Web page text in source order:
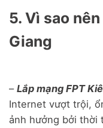
5. Vì sao
Giang
– Lắp mạng FPT
Internet vượt trội,
ảnh hưởng bởi thời